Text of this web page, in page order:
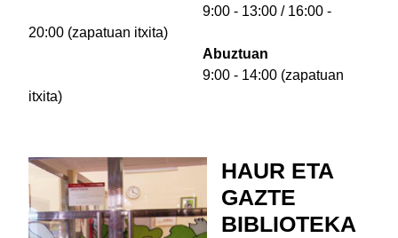
9:00 - 13:00 / 16:00 -
20:00 (zapatuan itxita)
Abuztuan
9:00 - 14:00 (zapatuan
itxita)
HAUR ETA
GAZTE
BIBLIOTEKA